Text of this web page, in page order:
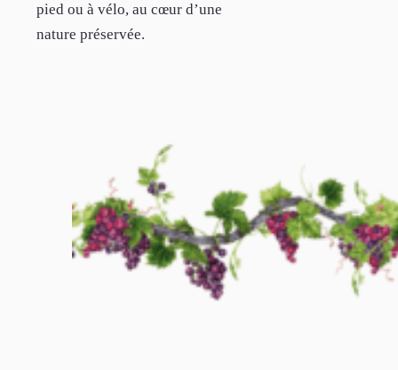
pied ou à vélo, au cœur d’une
nature préservée.